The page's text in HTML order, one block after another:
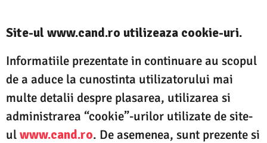
Site-ul www.cand.ro utilizeaza cookie-uri.
Informatiile prezentate in continuare au scopul
de a aduce la cunostinta utilizatorului mai
multe detalii despre plasarea, utilizarea si
administrarea “cookie”-urilor utilizate de site-
ulwww.cand.ro. De asemenea, sunt prezente si